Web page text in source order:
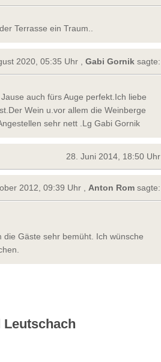
Terrasse ein Traum..
2020, 05:35 Uhr , Gabi Gorniksagte:
auch fürs Auge perfekt.Ich liebe
Wein u.vor allem die Weinberge
sehr nett .Lg Gabi Gornik
28. Juni 2014, 18:50 Uhr
2012, 09:39 Uhr , Anton Romsagte:
Gäste sehr bemüht. Ich wünsche
Leutschach